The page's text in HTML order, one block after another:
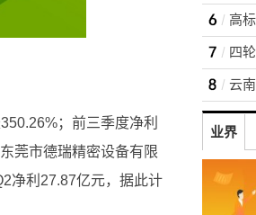
；前三季度净利
莞市德瑞精密设备有限
净利27.87亿元，据此计
业界